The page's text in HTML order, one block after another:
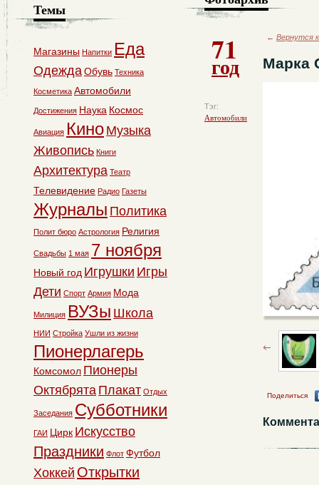
71
год
Тэг:
Автомобили
← Вернутся
Марка
Поделиться
Темы
Магазины Напитки Еда
ОдеждаОбувь Техника
Косметика Автомобили
Достижения Наука Космос
Авиация Кино Музыка
Живопись Книги
Архитектура Театр
Телевидение Радио Газеты
Журналы Политика
Полит бюро Астрология Религия
Свадьбы 1 мая 7 ноября
Новый год Игрушки Игры
Дети Спорт Армия Мода
Милиция ВУЗы Школа
НИИ Стройка Ушли из жизни
Пионерлагерь
Комсомол Пионеры
Октябрята Плакат Отдых
Заседания Субботники
ГАИ Цирк Искусство
Праздники Флот Футбол
Хоккей Открытки